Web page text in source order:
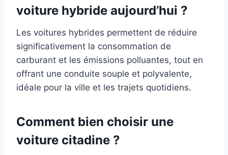
voiture hybride aujourd’hui ?
Les voitures hybrides permettent de réduire
significativement la consommation de
carburant et les émissions polluantes, tout en
offrant une conduite souple et polyvalente,
idéale pour la ville et les trajets quotidiens.
Comment bien choisir une
voiture citadine ?